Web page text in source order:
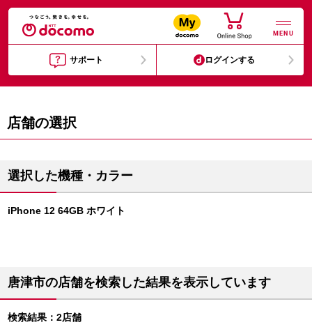
MENU
サポート ログインする
店舗の選択
選択した機種・カラー
iPhone 12 64GB ホワイト
唐津市の店舗を検索した結果を表示しています
検索結果：2店舗